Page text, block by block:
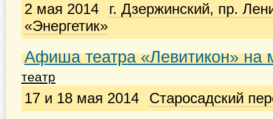
2 мая 2014
г. Дзержинский, пр.
«Энергетик»
Афиша театра «Левитикон» на
театр
17 и 18 мая 2014 Старосадский